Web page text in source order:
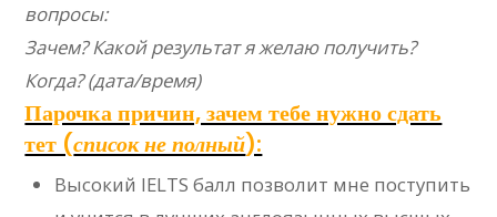
вопросы:
Зачем? Какой результат я желаю получить?
Когда? (дата/время)
Парочка причин, зачем тебе нужно сдать
тет (список не полный):
Высокий IELTS балл позволит мне поступить